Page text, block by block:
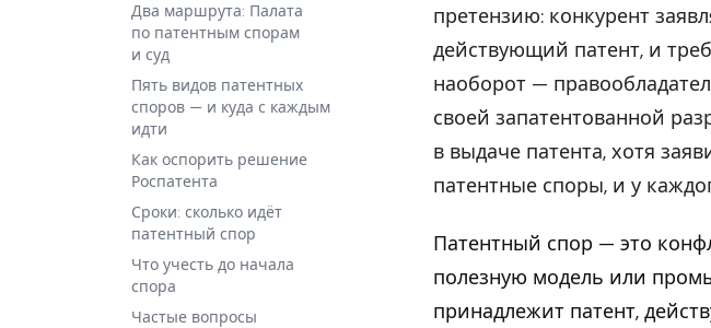
Два маршрута: Палата
по патентным спорам
и суд
Пять видов патентных
споров — и куда с каждым
идти
Как оспорить решение
Роспатента
Сроки: сколько идёт
патентный спор
Что учесть до начала
спора
Частые вопросы
претензию: конкурент
действующий патент, и
наоборот —
своей запатентованной
в выдаче патента, хотя
патентные споры, и у
Патентный спор — это
полезную модель или
принадлежит патент,